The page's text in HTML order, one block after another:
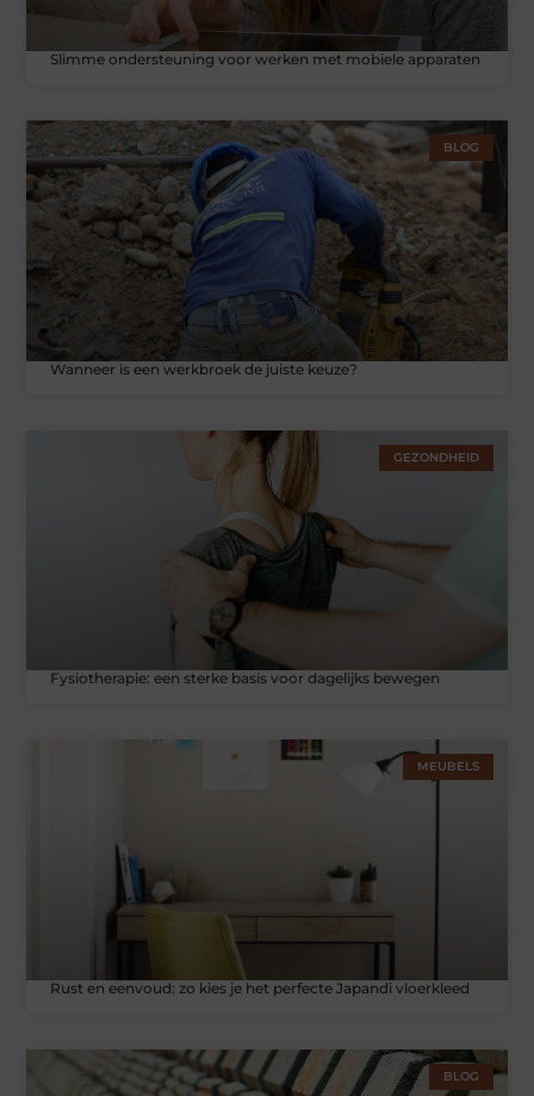
Slimme ondersteuning voor werken met mobiele apparaten
BLOG
Wanneer is een werkbroek de juiste keuze?
GEZONDHEID
Fysiotherapie: een sterke basis voor dagelijks bewegen
MEUBELS
Rust en eenvoud: zo kies je het perfecte Japandi vloerkleed
BLOG